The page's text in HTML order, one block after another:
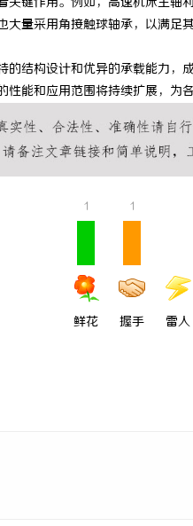
关键作用。例如，高速机床主
大量采用角接触球轴承，以满足
的结构设计和优异的承载能力
性能和应用范围将持续扩展，为
1
鲜花
1
握手 雷人
合肥刑事律师：保护您
法律困境